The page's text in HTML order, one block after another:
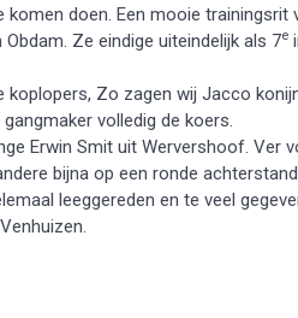
doen. Een mooie trainingsrit
Ze eindige uiteindelijk als 7e
Zo zagen wij Jacco
volledig de koers.
Erwin Smit uit Wervershoof. Ver
bijna op een ronde
leeggereden en te veel